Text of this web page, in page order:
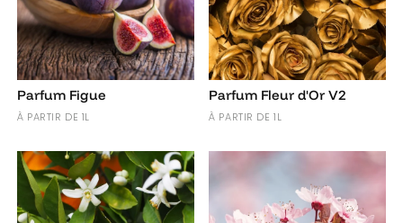
Parfum Figue
À PARTIR DE 1L
Parfum Fleur d'Or V2
À PARTIR DE 1L